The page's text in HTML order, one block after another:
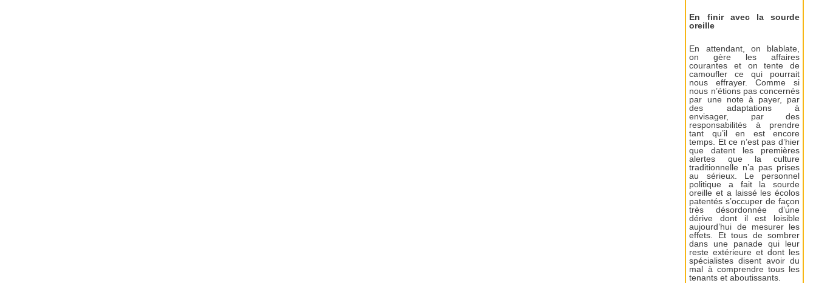
En finir avec la sourde
oreille
En attendant, on blablate,
on gère les affaires
courantes et on tente de
camoufler ce qui pourrait
nous effrayer. Comme si
nous n’étions pas concernés
par une note à payer, par
des adaptations à
envisager, par des
responsabilités à prendre
tant qu’il en est encore
temps. Et ce n’est pas d’hier
que datent les premières
alertes que la culture
traditionnelle n’a pas prises
au sérieux. Le personnel
politique a fait la sourde
oreille et a laissé les écolos
patentés s’occuper de façon
très désordonnée d’une
dérive dont il est loisible
aujourd’hui de mesurer les
effets. Et tous de sombrer
dans une panade qui leur
reste extérieure et dont les
spécialistes disent avoir du
mal à comprendre tous les
tenants et aboutissants.